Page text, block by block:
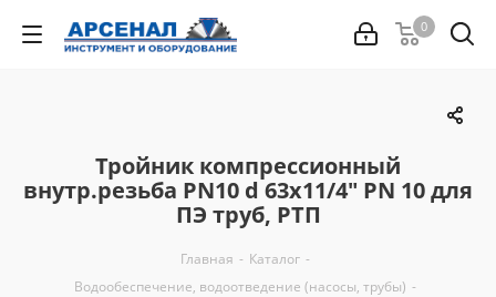
0
Тройник компрессионный
внутр.резьба PN10 d 63х11/4" PN 10 для
ПЭ труб, РТП
Главная - Каталог -
Водообеспечение, водоотведение (насосы, трубы) -